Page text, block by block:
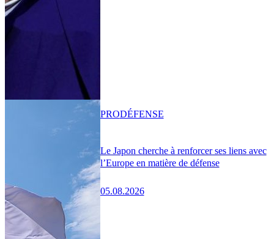
Le Japon cherche à renforcer ses liens avec
l’Europe en matière de défense
05.08.2026
PRODÉFENSE